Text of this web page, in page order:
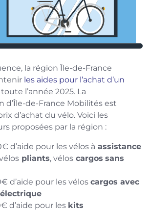
la région Île-de-France
les aides pour l’achat d’un
l’année 2025. La
d’Île-de-France Mobilités est
d’achat du vélo. Voici les
proposées par la région :
d’aide pour les vélos à assistance
pliants, vélos cargos sans
d’aide pour les vélos cargos avec
d’aide pour les kits